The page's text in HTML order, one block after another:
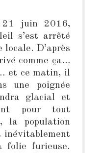
21 juin 2016,
s’est arrêté
D’après
comme ça…
et ce matin, il
une poignée
glacial et
pour tout
la population
inévitablement
folie furieuse.